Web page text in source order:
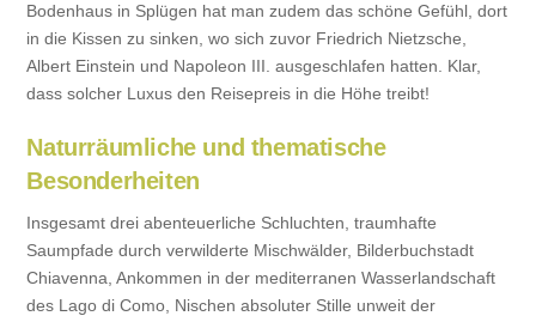
Bodenhaus in Splügen hat man zudem das schöne Gefühl, dort
in die Kissen zu sinken, wo sich zuvor Friedrich Nietzsche,
Albert Einstein und Napoleon III. ausgeschlafen hatten. Klar,
dass solcher Luxus den Reisepreis in die Höhe treibt!
Naturräumliche und thematische
Besonderheiten
Insgesamt drei abenteuerliche Schluchten, traumhafte
Saumpfade durch verwilderte Mischwälder, Bilderbuchstadt
Chiavenna, Ankommen in der mediterranen Wasserlandschaft
des Lago di Como, Nischen absoluter Stille unweit der